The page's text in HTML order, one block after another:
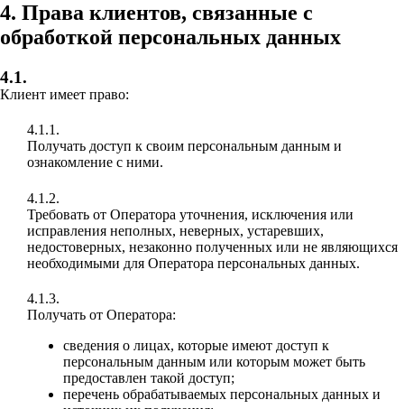
4. Права клиентов, связанные с
обработкой персональных данных
4.1.
Клиент имеет право:
4.1.1.
Получать доступ к своим персональным данным и
ознакомление с ними.
4.1.2.
Требовать от Оператора уточнения, исключения или
исправления неполных, неверных, устаревших,
недостоверных, незаконно полученных или не являющихся
необходимыми для Оператора персональных данных.
4.1.3.
Получать от Оператора:
сведения о лицах, которые имеют доступ к
персональным данным или которым может быть
предоставлен такой доступ;
перечень обрабатываемых персональных данных и